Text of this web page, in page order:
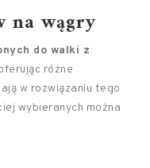
na wągry
do walki z
różne
w rozwiązaniu tego
wybieranych można